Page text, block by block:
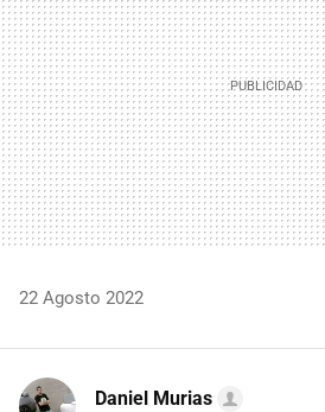
22 Agosto 2022
Daniel Murias